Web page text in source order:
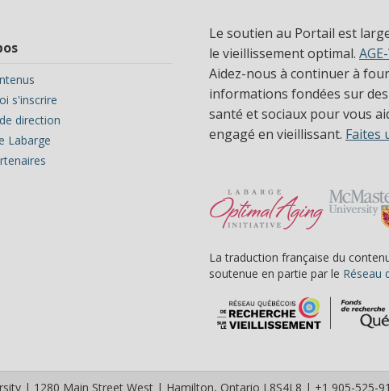
s'inscrire
direction
Labarge
Le soutien au Portail est
le vieillissement optimal.
Aidez-nous à continuer à
informations fondées sur
santé et sociaux pour vous
engagé en vieillissant. Faites
La traduction française du
soutenue en partie par le Réseau
| 1280 Main Street West | Hamilton, Ontario L8S4L8 | +1 905-525-